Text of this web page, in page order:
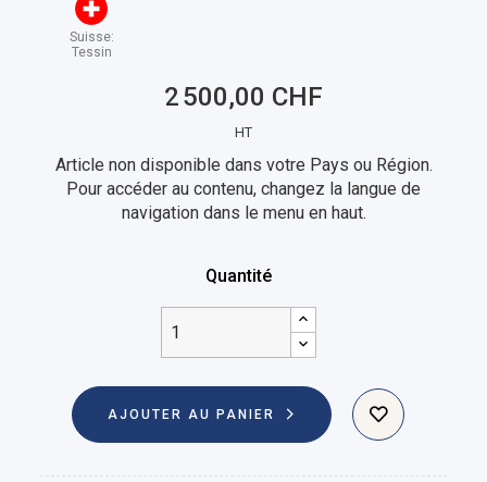
Suisse:
Tessin
2 500,00 CHF
HT
Article non disponible dans votre Pays ou Région.
Pour accéder au contenu, changez la langue de
navigation dans le menu en haut.
Quantité
AJOUTER AU PANIER